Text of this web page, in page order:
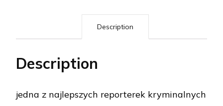
Description
Description
jedna z najlepszych reporterek kryminalnych